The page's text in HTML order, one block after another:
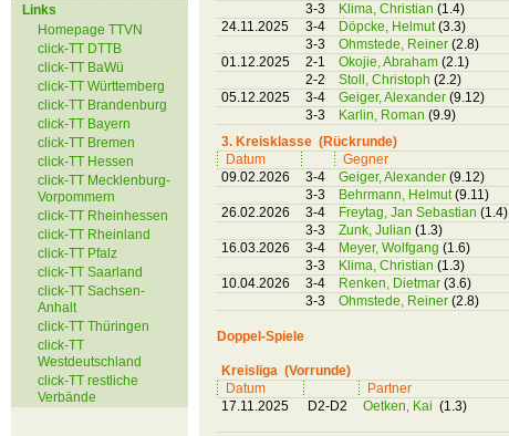
Links
Homepage TTVN
click-TT DTTB
click-TT BaWü
click-TT Württemberg
click-TT Brandenburg
click-TT Bayern
click-TT Bremen
click-TT Hessen
click-TT Mecklenburg-
Vorpommern
click-TT Rheinhessen
click-TT Rheinland
click-TT Pfalz
click-TT Saarland
click-TT Sachsen-
Anhalt
click-TT Thüringen
click-TT
Westdeutschland
click-TT restliche
Verbände
3-3
Klima, Christian (1.4)
24.11.2025
3-4 Döpcke, Helmut(3.3)
3-3
Ohmstede, Reiner (2.8)
01.12.2025
2-1 Okojie, Abraham (2.1)
2-2
Stoll, Christoph (2.2)
05.12.2025
3-4 Geiger, Alexander (9.12)
3-3
Karlin, Roman (9.9)
3. Kreisklasse (Rückrunde)
Datum
Gegner
09.02.2026
3-4 Geiger, Alexander (9.12)
3-3
Behrmann, Helmut(9.11)
26.02.2026
3-4 Freytag, Jan Sebastian (1.4)
3-3
Zunk, Julian (1.3)
16.03.2026
3-4 Meyer, Wolfgang (1.6)
3-3
Klima, Christian (1.3)
10.04.2026
3-4 Renken, Dietmar (3.6)
3-3
Ohmstede, Reiner (2.8)
Doppel-Spiele
Kreisliga (Vorrunde)
Datum
Partner
17.11.2025
D2-D2 Oetken, Kai (1.3)